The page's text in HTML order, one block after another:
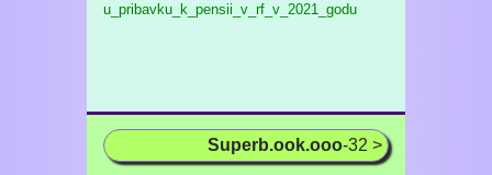
u_pribavku_k_pensii_v_rf_v_2021_godu
Superb.ook.ooo-32 >